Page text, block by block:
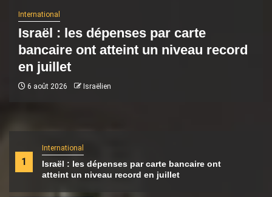
1
International
Israël : les dépenses par carte bancaire ont
atteint un niveau record en juillet
International
Israël : les dépenses par carte
bancaire ont atteint un niveau record
en juillet
6 août 2026 Israëlien